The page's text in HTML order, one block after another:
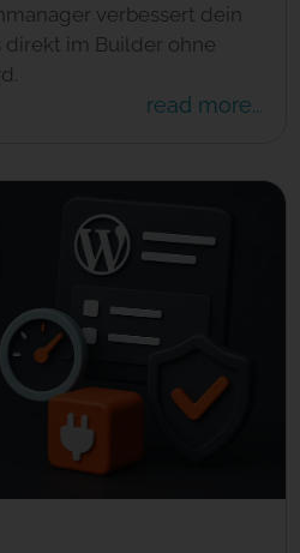
verbessert dein
im Builder ohne
read more...